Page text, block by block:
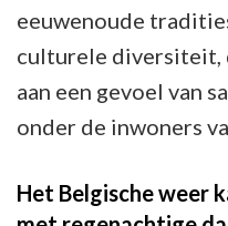
eeuwenoude
culturele diversiteit,
aan een gevoel van
onder de inwoners
Het Belgische weer